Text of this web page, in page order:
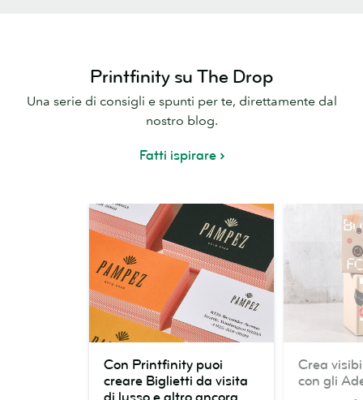
Printfinity su The Drop
Una serie di consigli e spunti per te, direttamente dal
nostro blog.
Fatti ispirare
Printfinity
puoi
Con Printfinity puoi
creare Biglietti da visita
visibilità
illimitata
Crea
con gli